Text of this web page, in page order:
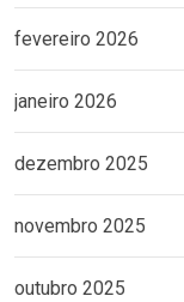
fevereiro 2026
janeiro 2026
dezembro 2025
novembro 2025
outubro 2025